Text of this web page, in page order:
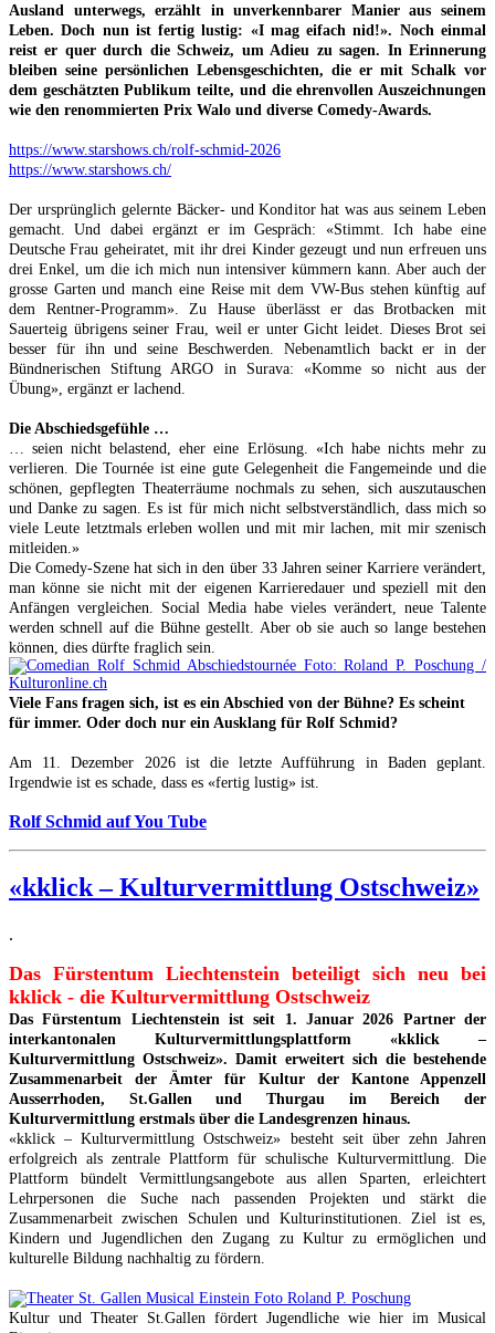
Ausland unterwegs, erzählt in unverkennbarer Manier aus seinem
Leben. Doch nun ist fertig lustig: «I mag eifach nid!». Noch einmal
reist er quer durch die Schweiz, um Adieu zu sagen. In Erinnerung
bleiben seine persönlichen Lebensgeschichten, die er mit Schalk vor
dem geschätzten Publikum teilte, und die ehrenvollen Auszeichnungen
wie den renommierten Prix Walo und diverse Comedy-Awards.
https://www.starshows.ch/rolf-schmid-2026
https://www.starshows.ch/
Der ursprünglich gelernte Bäcker- und Konditor hat was aus seinem Leben
gemacht. Und dabei ergänzt er im Gespräch: «Stimmt. Ich habe eine
Deutsche Frau geheiratet, mit ihr drei Kinder gezeugt und nun erfreuen uns
drei Enkel, um die ich mich nun intensiver kümmern kann. Aber auch der
grosse Garten und manch eine Reise mit dem VW-Bus stehen künftig auf
dem Rentner-Programm». Zu Hause überlässt er das Brotbacken mit
Sauerteig übrigens seiner Frau, weil er unter Gicht leidet. Dieses Brot sei
besser für ihn und seine Beschwerden. Nebenamtlich backt er in der
Bündnerischen Stiftung ARGO in Surava: «Komme so nicht aus der
Übung», ergänzt er lachend.
Die Abschiedsgefühle …
… seien nicht belastend, eher eine Erlösung. «Ich habe nichts mehr zu
verlieren. Die Tournée ist eine gute Gelegenheit die Fangemeinde und die
schönen, gepflegten Theaterräume nochmals zu sehen, sich auszutauschen
und Danke zu sagen. Es ist für mich nicht selbstverständlich, dass mich so
viele Leute letztmals erleben wollen und mit mir lachen, mit mir szenisch
mitleiden.»
Die Comedy-Szene hat sich in den über 33 Jahren seiner Karriere verändert,
man könne sie nicht mit der eigenen Karrieredauer und speziell mit den
Anfängen vergleichen. Social Media habe vieles verändert, neue Talente
werden schnell auf die Bühne gestellt. Aber ob sie auch so lange bestehen
können, dies dürfte fraglich sein.
Viele Fans fragen sich, ist es ein Abschied von der Bühne? Es scheint
für immer. Oder doch nur ein Ausklang für Rolf Schmid?
Am 11. Dezember 2026 ist die letzte Aufführung in Baden geplant.
Irgendwie ist es schade, dass es «fertig lustig» ist.
Rolf Schmid auf You Tube
«kklick – Kulturvermittlung Ostschweiz»
.
Das Fürstentum Liechtenstein beteiligt sich neu bei
kklick - die Kulturvermittlung Ostschweiz
Das Fürstentum Liechtenstein ist seit 1. Januar 2026 Partner der
interkantonalen Kulturvermittlungsplattform «kklick –
Kulturvermittlung Ostschweiz». Damit erweitert sich die bestehende
Zusammenarbeit der Ämter für Kultur der Kantone Appenzell
Ausserrhoden, St.Gallen und Thurgau im Bereich der
Kulturvermittlung erstmals über die Landesgrenzen hinaus.
«kklick – Kulturvermittlung Ostschweiz» besteht seit über zehn Jahren
erfolgreich als zentrale Plattform für schulische Kulturvermittlung. Die
Plattform bündelt Vermittlungsangebote aus allen Sparten, erleichtert
Lehrpersonen die Suche nach passenden Projekten und stärkt die
Zusammenarbeit zwischen Schulen und Kulturinstitutionen. Ziel ist es,
Kindern und Jugendlichen den Zugang zu Kultur zu ermöglichen und
kulturelle Bildung nachhaltig zu fördern.
Kultur und Theater St.Gallen fördert Jugendliche wie hier im Musical